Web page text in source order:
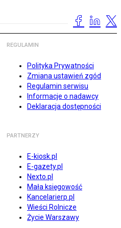
REGULAMIN
Polityka Prywatności
Zmiana ustawień zgód
Regulamin serwisu
Informacje o nadawcy
Deklaracja dostępności
PARTNERZY
E-kiosk.pl
E-gazety.pl
Nexto.pl
Mała księgowość
Kancelarierp.pl
Wieści Rolnicze
Życie Warszawy